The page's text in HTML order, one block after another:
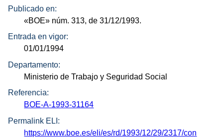
Publicado en:
«BOE» núm. 313, de 31/12/1993.
Entrada en vigor:
01/01/1994
Departamento:
Ministerio de Trabajo y Seguridad Social
Referencia:
BOE-A-1993-31164
Permalink ELI:
https://www.boe.es/eli/es/rd/1993/12/29/2317/con